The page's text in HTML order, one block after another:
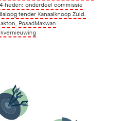
heden: onderdeel commissie
tender Kanaalknoop Zuid.
, PosadMaxwan